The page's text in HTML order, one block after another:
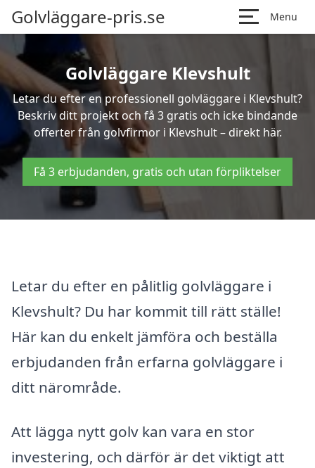
Golvläggare-pris.se Menu
Golvläggare Klevshult
Letar du efter en professionell golvläggare i Klevshult?
Beskriv ditt projekt och få 3 gratis och icke bindande
offerter från golvfirmor i Klevshult – direkt här.
Få 3 erbjudanden, gratis och utan förpliktelser
Letar du efter en pålitlig golvläggare i
Klevshult? Du har kommit till rätt ställe!
Här kan du enkelt jämföra och beställa
erbjudanden från erfarna golvläggare i
ditt närområde.
Att lägga nytt golv kan vara en stor
investering, och därför är det viktigt att